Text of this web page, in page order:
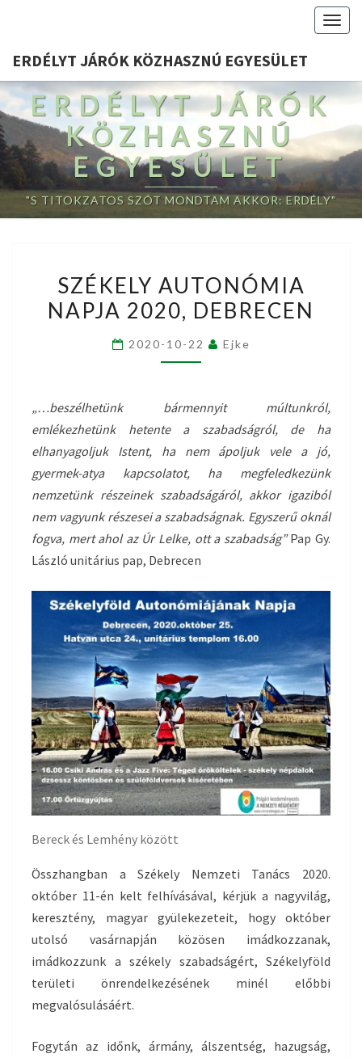
ERDÉLYT JÁRÓK KÖZHASZNÚ EGYESÜLET
ERDÉLYT JÁRÓK
KÖZHASZNÚ
EGYESÜLET
"S TITOKZATOS SZÓT MONDTAM AKKOR: ERDÉLY"
AUTONÓMIA
NAPJA
DEBRECEN
SZÉKELY AUTONÓMIA
NAPJA 2020, DEBRECEN
2020-10-22 Ejke
„…beszélhetünk bármennyit múltunkról,
emlékezhetünk hetente a szabadságról, de ha
elhanyagoljuk Istent, ha nem ápoljuk vele a jó,
gyermek-atya kapcsolatot, ha megfeledkezünk
nemzetünk részeinek szabadságáról, akkor igaziból
nem vagyunk részesei a szabadságnak. Egyszerű oknál
fogva, mert ahol az Úr Lelke, ott a szabadság”Pap Gy.
László unitárius pap, Debrecen
Bereck és Lemhény között
Összhangban a Székely Nemzeti Tanács 2020.
október 11-én kelt felhívásával, kérjük a nagyvilág,
keresztény, magyar gyülekezeteit, hogy október
utolsó vasárnapján közösen imádkozzanak,
imádkozzunk a székely szabadságért, Székelyföld
területi önrendelkezésének minél előbbi
megvalósulásáért.
Fogytán az időnk, ármány, álszentség, hazugság,